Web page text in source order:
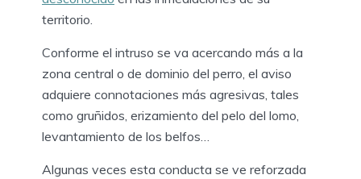
territorio.
Conforme el intruso se va acercando más a la
zona central o de dominio del perro, el aviso
adquiere connotaciones más agresivas, tales
como gruñidos, erizamiento del pelo del lomo,
levantamiento de los belfos…
Algunas veces esta conducta se ve reforzada